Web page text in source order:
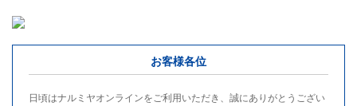
お客様各位
日頃はナルミヤオンラインをご利用いただき、誠にありがとうござい